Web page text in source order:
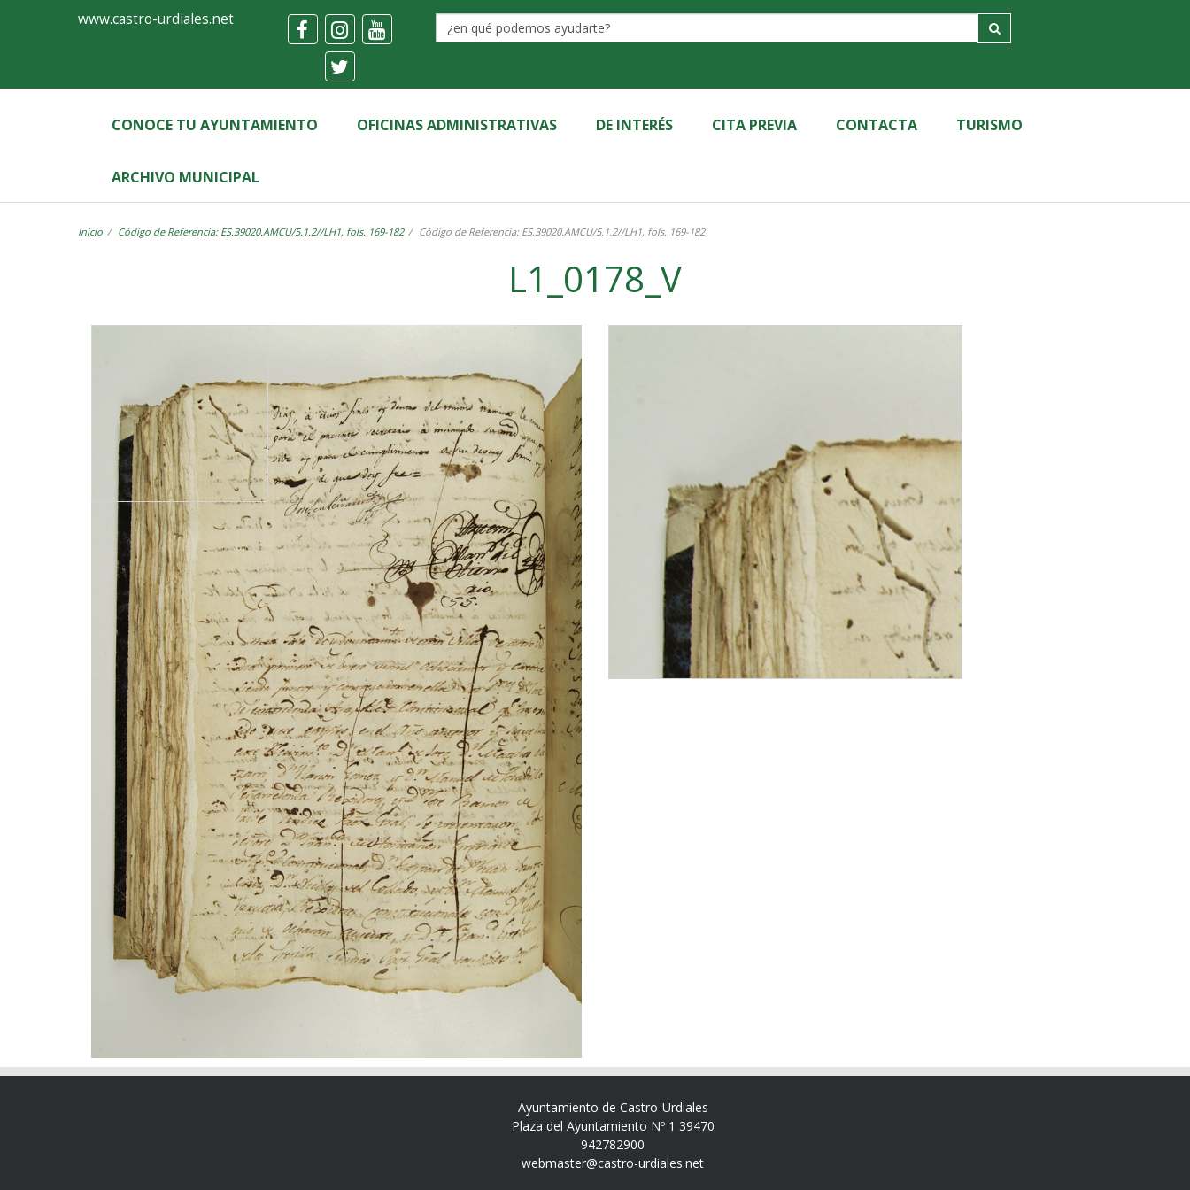
Ayuntamiento
Castro-
Urdiales
www.castro-urdiales.net
CONOCE TU AYUNTAMIENTO OFICINAS ADMINISTRATIVAS DE INTERÉS CITA PREVIA CONTACTA TURISMO
ARCHIVO MUNICIPAL
Inicio Código de Referencia: ES.39020.AMCU/5.1.2//LH1, fols. 169-182 Código de Referencia: ES.39020.AMCU/5.1.2//LH1, fols. 169-182
L1_0178_V
Ayuntamiento de Castro-Urdiales
Plaza del Ayuntamiento Nº 1 39470
942782900
webmaster@castro-urdiales.net